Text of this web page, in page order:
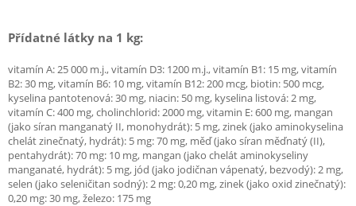
Přídatné látky na 1 kg:
vitamín A: 25 000 m.j., vitamín D3: 1200 m.j., vitamín B1: 15 mg, vitamín
B2: 30 mg, vitamín B6: 10 mg, vitamín B12: 200 mcg, biotin: 500 mcg,
kyselina pantotenová: 30 mg, niacin: 50 mg, kyselina listová: 2 mg,
vitamín C: 400 mg, cholinchlorid: 2000 mg, vitamin E: 600 mg, mangan
(jako síran manganatý II, monohydrát): 5 mg, zinek (jako aminokyselina
chelát zinečnatý, hydrát): 5 mg: 70 mg, měď (jako síran měďnatý (II),
pentahydrát): 70 mg: 10 mg, mangan (jako chelát aminokyseliny
manganaté, hydrát): 5 mg, jód (jako jodičnan vápenatý, bezvodý): 2 mg,
selen (jako seleničitan sodný): 2 mg: 0,20 mg, zinek (jako oxid zinečnatý):
0,20 mg: 30 mg, železo: 175 mg